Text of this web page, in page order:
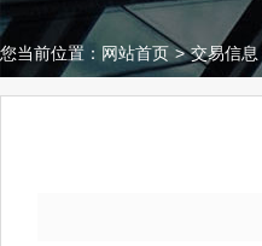
您当前位置： 网站首页 > 交易信息